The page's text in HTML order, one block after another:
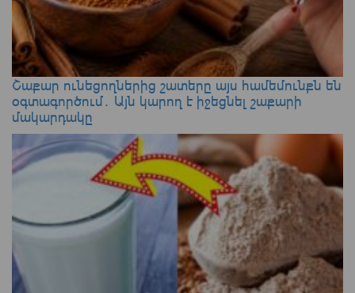
Շաքար ունեցողներից շատերը այս համեմունքն են
օգտագործում․ Այն կարող է իջեցնել շաքարի
մակարդակը